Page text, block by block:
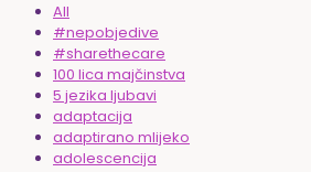
All
#nepobjedive
#sharethecare
100 lica majčinstva
5 jezika ljubavi
adaptacija
adaptirano mlijeko
adolescencija